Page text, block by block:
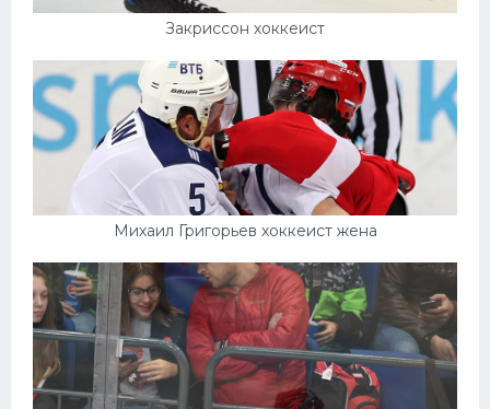
Закриссон хоккеист
Михаил Григорьев хоккеист жена